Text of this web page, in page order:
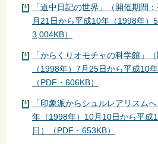
「道中日記の世界」（開催期間
月21日から平成10年（1998年）
3,004KB）
「からくりオモチャの科学館」
（1998年）7月25日から平成10
（PDF・606KB）
「印象派からシュルレアリスム
年（1998年）10月10日から平成
日）（PDF・653KB）